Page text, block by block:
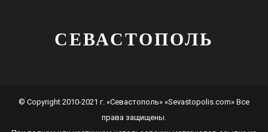
СЕВАСТОПОЛЬ
© Copyright 2010-2021 г. «Севастополь» «Sevastopolis.com» Все
права защищены.